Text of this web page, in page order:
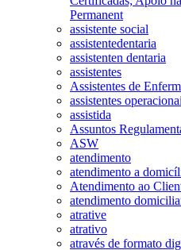
Permanent
assistente social
assistentedentaria
assistenten dentaria
assistentes
Assistentes de
assistentes
assistida
Assuntos
ASW
atendimento
atendimento a
Atendimento ao
atendimento
atrative
atrativo
através de formato